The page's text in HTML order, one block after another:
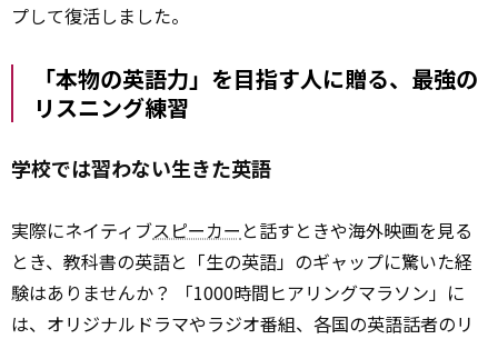
プして復活しました。
「本物の英語力」を目指す人に贈る、最強の
リスニング練習
学校では習わない生きた英語
実際にネイティブスピーカー と話すときや海外映画を見る
とき、教科書の英語と「生の英語」のギャップに驚いた経
験はありませんか？ 「1000時間ヒアリングマラソン」に
は、オリジナルドラマやラジオ番組、各国の英語話者のリ